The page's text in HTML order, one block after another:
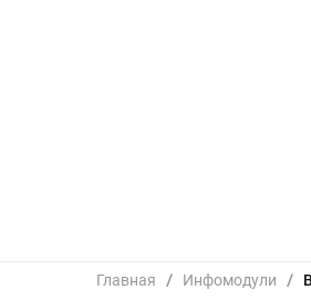
Главная / Инфомодули /